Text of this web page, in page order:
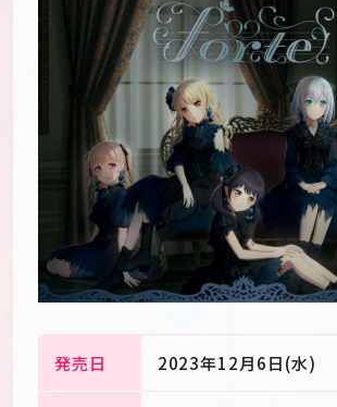
Schedule About
Goods
発売日 2023年12月6日(水)